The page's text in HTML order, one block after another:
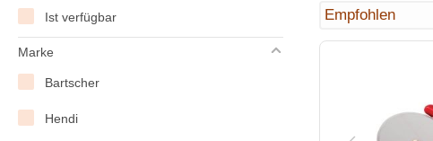
Ist verfügbar
Marke
Bartscher
Hendi